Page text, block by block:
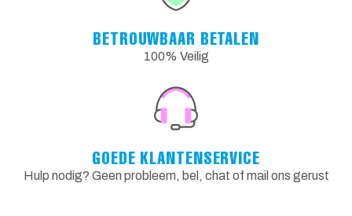
BETROUWBAAR BETALEN
100% Veilig
GOEDE KLANTENSERVICE
Hulp nodig? Geen probleem, bel, chat of mail ons gerust